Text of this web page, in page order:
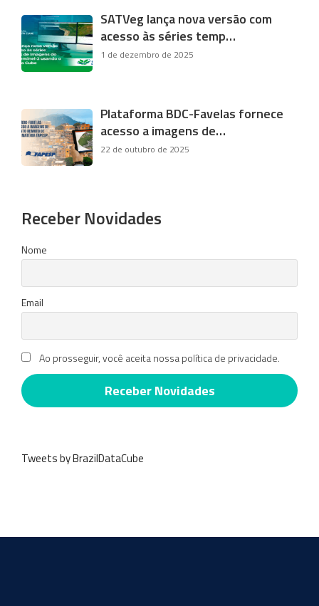
SATVeg lança nova versão com
acesso às séries temp…
1 de dezembro de 2025
Plataforma BDC-Favelas fornece
acesso a imagens de…
22 de outubro de 2025
Receber Novidades
Nome
Email
Ao prosseguir, você aceita nossa política de privacidade.
Tweets by BrazilDataCube